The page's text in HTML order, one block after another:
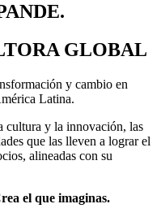
GLOBAL
y cambio en
Latina.
cultura y la innovación, las
que las lleven a lograr el
alineadas con su
el que imaginas.